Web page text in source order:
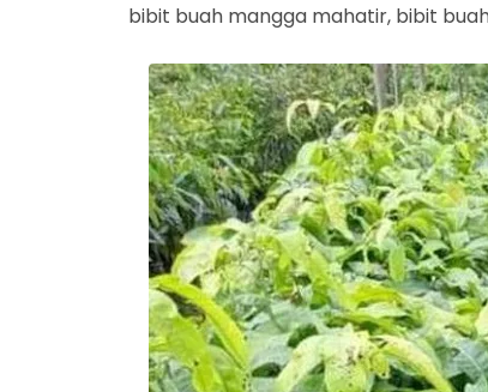
bibit buah mangga mahatir, bibit